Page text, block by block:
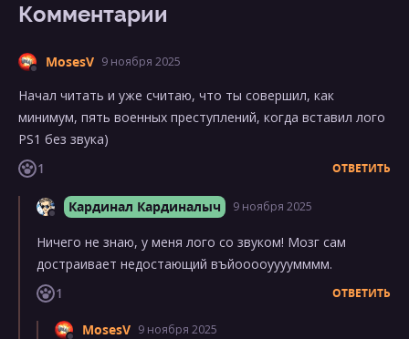
Комментарии
MosesV 9 ноября 2025
Начал читать и уже считаю, что ты совершил, как
минимум, пять военных преступлений, когда вставил лого
PS1 без звука)
1
ОТВЕТИТЬ
Кардинал Кардиналыч 9 ноября 2025
Ничего не знаю, у меня лого со звуком! Мозг сам
достраивает недостающий въйооооуууумммм.
1
ОТВЕТИТЬ
MosesV 9 ноября 2025